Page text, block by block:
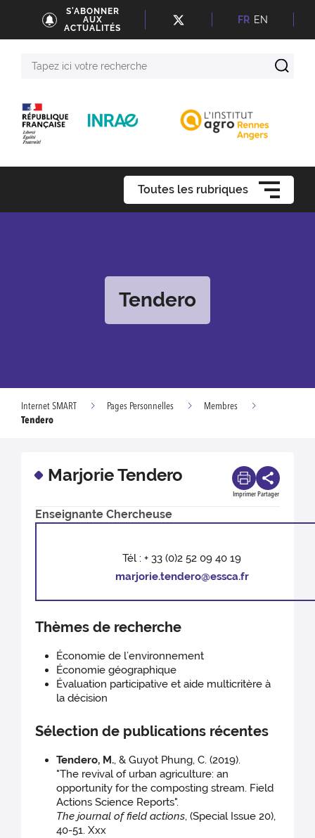
S'ABONNER
AUX
ACTUALITÉS
FR EN
Toutes les rubriques
Tendero
Internet SMART Pages Personnelles
Membres
Tendero
Marjorie Tendero
Imprimer Partager
Enseignante Chercheuse
Tél : + 33 (0)2 52 09 40 19
marjorie.tendero@essca.fr
Thèmes de recherche
Économie de l’environnement
Économie géographique
Évaluation participative et aide multicritère à
la décision
Sélection de publications récentes
Tendero, M., & Guyot Phung, C. (2019).
"The revival of urban agriculture: an
opportunity for the composting stream. Field
Actions Science Reports".
The journal of field actions, (Special Issue 20),
40-51. Xxx